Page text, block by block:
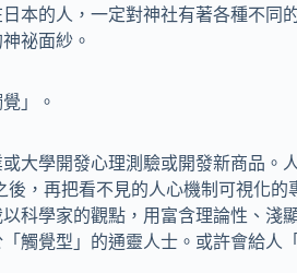
本的人，一定對神社有著各種不同
祕面紗。
」。
大學開發心理測驗或開發新商品。
後，再把看不見的人心機制可視化的
科學家的觀點，用富含理論性、淺
觸覺型」的通靈人士。或許會給人